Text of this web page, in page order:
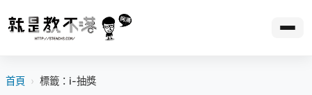
首頁 › 標籤：i-抽獎